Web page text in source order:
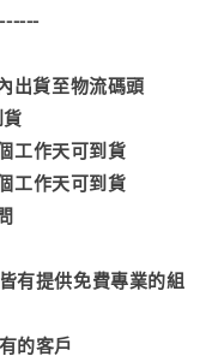
出貨至物流碼頭
工作天可到貨
工作天可到貨
有提供免費專業的組
的客戶